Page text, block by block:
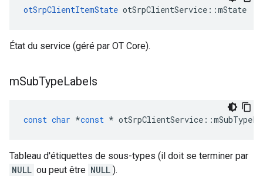
otSrpClientItemState otSrpClientService ::mState
État du service (géré par OT Core).
mSubTypeLabels
const char *const * otSrpClientService ::
Tableau d'étiquettes de sous-types (il doit se terminer par
NULL ou peut être NULL ).